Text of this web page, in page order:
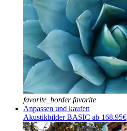
favorite_border favorite
Anpassen und kaufen
Akustikbilder BASIC ab 168.95€